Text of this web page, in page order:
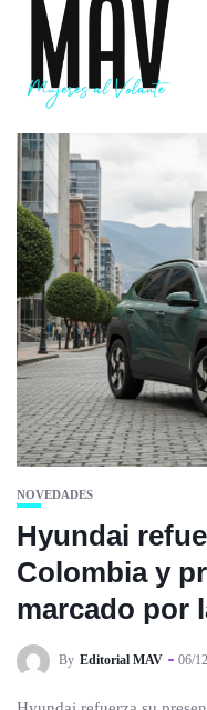
NOVEDADES
Hyundai
Colombia y
marcado por
By Editorial MAV 06/